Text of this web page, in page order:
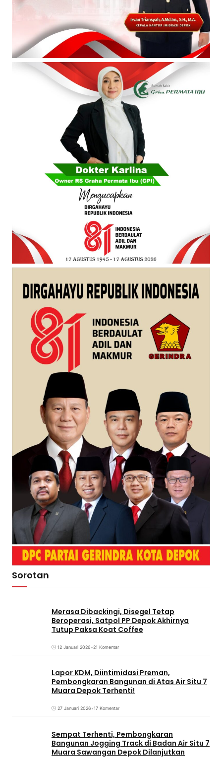
Sorotan
Merasa Dibackingi, Disegel Tetap
Beroperasi, Satpol PP Depok Akhirnya
Tutup Paksa Koat Coffee
12 Januari 2026•21 Komentar
Lapor KDM, Diintimidasi Preman,
Pembongkaran Bangunan di Atas Air Situ 7
Muara Depok Terhenti!
27 Januari 2026•17 Komentar
Sempat Terhenti, Pembongkaran
Bangunan Jogging Track di Badan Air Situ 7
Muara Sawangan Depok Dilanjutkan